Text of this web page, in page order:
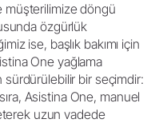
müşterilimize döngü
özgürlük
ise, başlık bakımı için
One yağlama
sürdürülebilir bir seçimdir:
Asistina One, manuel
uzun vadede